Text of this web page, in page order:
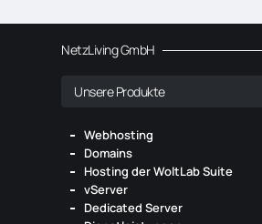
NetzLiving GmbH
Unsere Produkte
Webhosting
Domains
Hosting der WoltLab Suite
vServer
Dedicated Server